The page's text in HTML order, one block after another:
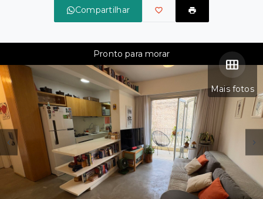
Compartilhar
Mais fotos
Pronto para morar